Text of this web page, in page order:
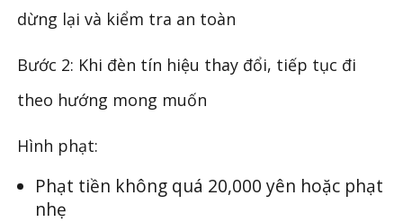
dừng lại và kiểm tra an toàn
Bước 2: Khi đèn tín hiệu thay đổi, tiếp tục đi
theo hướng mong muốn
Hình phạt:
Phạt tiền không quá 20,000 yên hoặc phạt
nhẹ